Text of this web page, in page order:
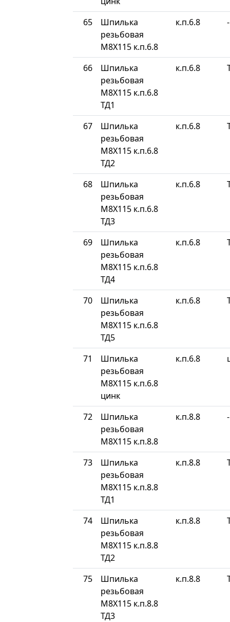
65
Шпилька
резьбовая
М8Х115 к.п.6.8
к.п.6.8 -
66
Шпилька
резьбовая
М8Х115 к.п.6.8
ТД1
к.п.6.8
67
Шпилька
резьбовая
М8Х115 к.п.6.8
ТД2
к.п.6.8
68
Шпилька
резьбовая
М8Х115 к.п.6.8
ТД3
к.п.6.8
69
Шпилька
резьбовая
М8Х115 к.п.6.8
ТД4
к.п.6.8
70
Шпилька
резьбовая
М8Х115 к.п.6.8
ТД5
к.п.6.8
71
Шпилька
резьбовая
М8Х115 к.п.6.8
цинк
к.п.6.8
72
Шпилька
резьбовая
М8Х115 к.п.8.8
к.п.8.8 -
73
Шпилька
резьбовая
М8Х115 к.п.8.8
ТД1
к.п.8.8
74
Шпилька
резьбовая
М8Х115 к.п.8.8
ТД2
к.п.8.8
75
Шпилька
резьбовая
М8Х115 к.п.8.8
ТД3
к.п.8.8